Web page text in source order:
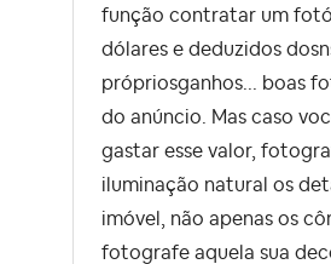
função contratar um
dólares e deduzidos
própriosganhos... boas
do anúncio. Mas caso
gastar esse valor,
iluminação natural os
imóvel, não apenas os
fotografe aquela sua